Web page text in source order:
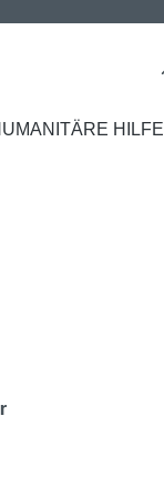
HILFE